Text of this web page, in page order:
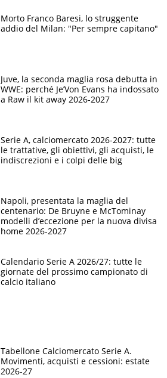
Morto Franco Baresi, lo struggente
addio del Milan: "Per sempre capitano"
Juve, la seconda maglia rosa debutta in
WWE: perché Je’Von Evans ha indossato
a Raw il kit away 2026-2027
Serie A, calciomercato 2026-2027: tutte
le trattative, gli obiettivi, gli acquisti, le
indiscrezioni e i colpi delle big
Napoli, presentata la maglia del
centenario: De Bruyne e McTominay
modelli d’eccezione per la nuova divisa
home 2026-2027
Calendario Serie A 2026/27: tutte le
giornate del prossimo campionato di
calcio italiano
Tabellone Calciomercato Serie A.
Movimenti, acquisti e cessioni: estate
2026-27